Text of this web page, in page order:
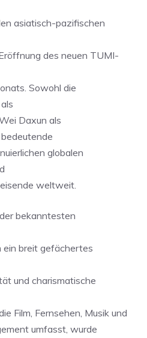
asiatisch-pazifischen
des neuen TUMI-
Sowohl die
Daxun als
globalen
weltweit.
bekanntesten
breit gefächertes
und charismatische
Film, Fernsehen, Musik und
umfasst, wurde